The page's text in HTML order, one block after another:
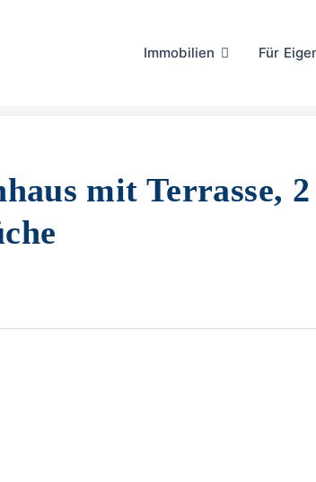
Immobilien Für
mit Terrasse,